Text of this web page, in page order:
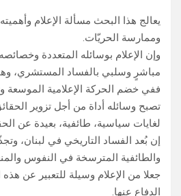
يعالج هذا البحث مسألة الإعلام
وممارسة الحريّات.
وإن الإعلام بوسائله المتعددة
مباشرٍ وسلبي بالفساد المستشري،
ففي خضم الحركة الإعلامية الموسعة
تصبح وسائله أداة من أجل تزوير
لغايات سياسية، طائفية، بعيدة عن
إن بُعد الفساد التاريخي في لبنان،
والطائفية المترسخة في النفوس
جعلا من الإعلام وسيلة للتعبير عن
الدفاع عنها.